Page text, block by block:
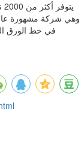
في خط الورق